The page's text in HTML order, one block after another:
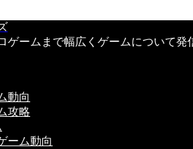
ゲームまで幅広くゲームについて発
動向
攻略
ーム動向